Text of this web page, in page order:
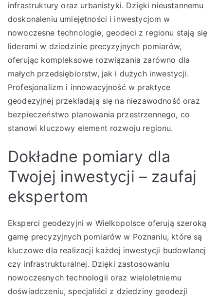
infrastruktury oraz urbanistyki. Dzięki nieustannemu
doskonaleniu umiejętności i inwestycjom w
nowoczesne technologie, geodeci z regionu stają się
liderami w dziedzinie precyzyjnych pomiarów,
oferując kompleksowe rozwiązania zarówno dla
małych przedsiębiorstw, jak i dużych inwestycji.
Profesjonalizm i innowacyjność w praktyce
geodezyjnej przekładają się na niezawodność oraz
bezpieczeństwo planowania przestrzennego, co
stanowi kluczowy element rozwoju regionu.
Dokładne pomiary dla
Twojej inwestycji – zaufaj
ekspertom
Eksperci geodezyjni w Wielkopolsce oferują szeroką
gamę precyzyjnych pomiarów w Poznaniu, które są
kluczowe dla realizacji każdej inwestycji budowlanej
czy infrastrukturalnej. Dzięki zastosowaniu
nowoczesnych technologii oraz wieloletniemu
doświadczeniu, specjaliści z dziedziny geodezji